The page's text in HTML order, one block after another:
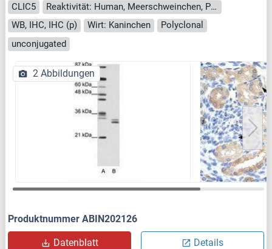
CLIC5
Reaktivität: Human, Meerschweinchen, Pferd, Kaninchen, Rind (Kuh), Schwein, Affe, Fledermaus
WB, IHC, IHC (p)
Wirt: Kaninchen
Polyclonal
unconjugated
2 Abbildungen
Produktnummer ABIN202126
Datenblatt Details